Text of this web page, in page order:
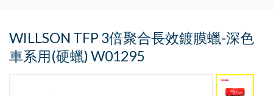
WILLSON TFP 3倍聚合長效鍍膜蠟-深色
車系用(硬蠟) W01295